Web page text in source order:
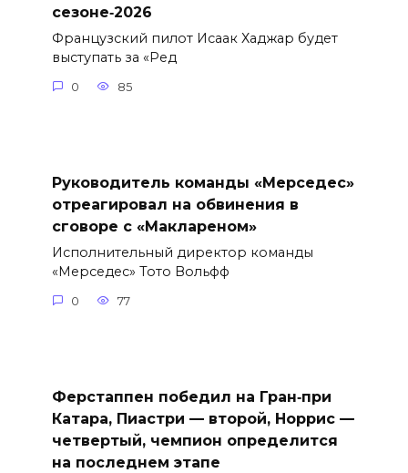
сезоне‑2026
Французский пилот Исаак Хаджар будет
выступать за «Ред
0 85
Руководитель команды «Мерседес»
отреагировал на обвинения в
сговоре с «Маклареном»
Исполнительный директор команды
«Мерседес» Тото Вольфф
0 77
Ферстаппен победил на Гран‑при
Катара, Пиастри — второй, Норрис —
четвертый, чемпион определится
на последнем этапе